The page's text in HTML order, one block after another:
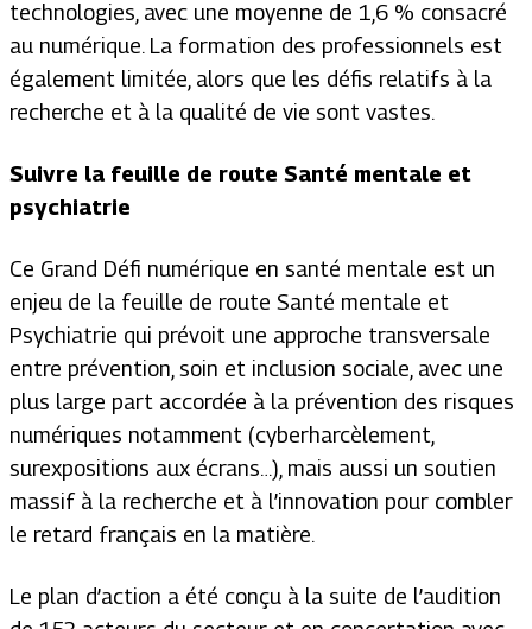
technologies, avec une moyenne de 1,6 % consacré
au numérique. La formation des professionnels est
également limitée, alors que les défis relatifs à la
recherche et à la qualité de vie sont vastes.
Suivre la feuille de route Santé mentale et
psychiatrie
Ce Grand Défi numérique en santé mentale est un
enjeu de la feuille de route Santé mentale et
Psychiatrie qui prévoit une approche transversale
entre prévention, soin et inclusion sociale, avec une
plus large part accordée à la prévention des risques
numériques notamment (cyberharcèlement,
surexpositions aux écrans…), mais aussi un soutien
massif à la recherche et à l’innovation pour combler
le retard français en la matière.
Le plan d’action a été conçu à la suite de l’audition